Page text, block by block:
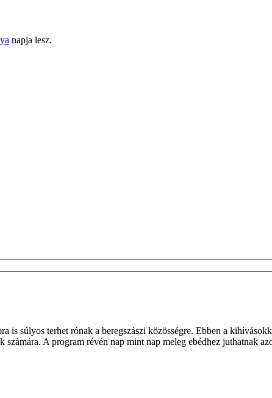
napja lesz.
is súlyos terhet rónak a beregszászi közösségre. Ebben a
A program révén nap mint nap meleg ebédhez juthatnak